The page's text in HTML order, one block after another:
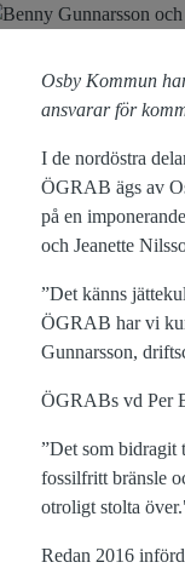
Osby Kommun
ansvarar för
I de nordöstra
ÖGRAB ägs av
på en
och Jeanette
”Det känns
ÖGRAB har vi
Gunnarsson,
ÖGRABs vd Per
”Det som bidragit
fossilfritt bränsle
otroligt stolta
Redan 2016